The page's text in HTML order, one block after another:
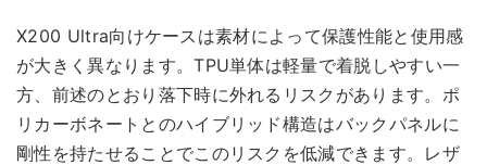
X200 Ultra向けケースは素材によって保護性能と使用感
が大きく異なります。TPU単体は軽量で着脱しやすい一
方、前述のとおり落下時に外れるリスクがあります。ポ
リカーボネートとのハイブリッド構造はバックパネルに
剛性を持たせることでこのリスクを低減できます。レザ